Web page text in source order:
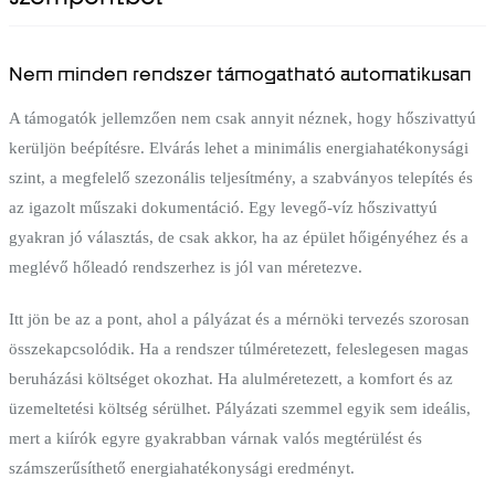
Nem minden rendszer támogatható automatikusan
A támogatók jellemzően nem csak annyit néznek, hogy hőszivattyú
kerüljön beépítésre. Elvárás lehet a minimális energiahatékonysági
szint, a megfelelő szezonális teljesítmény, a szabványos telepítés és
az igazolt műszaki dokumentáció. Egy levegő-víz hőszivattyú
gyakran jó választás, de csak akkor, ha az épület hőigényéhez és a
meglévő hőleadó rendszerhez is jól van méretezve.
Itt jön be az a pont, ahol a pályázat és a mérnöki tervezés szorosan
összekapcsolódik. Ha a rendszer túlméretezett, feleslegesen magas
beruházási költséget okozhat. Ha alulméretezett, a komfort és az
üzemeltetési költség sérülhet. Pályázati szemmel egyik sem ideális,
mert a kiírók egyre gyakrabban várnak valós megtérülést és
számszerűsíthető energiahatékonysági eredményt.